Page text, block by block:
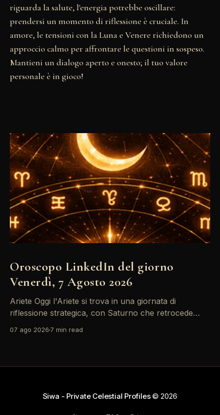
riguarda la salute, l'energia potrebbe oscillare:
prendersi un momento di riflessione è cruciale. In
amore, le tensioni con la Luna e Venere richiedono un
approccio calmo per affrontare le questioni in sospeso.
Mantieni un dialogo aperto e onesto; il tuo valore
personale è in gioco!
Oroscopo LinkedIn del giorno
Venerdì, 7 Agosto 2026
Ariete Oggi l'Ariete si trova in una giornata di
riflessione strategica, con Saturno che retrocede
riconsiderare il tuo personal brand e l'engagement
07 ago 2026 7 min read
Siwa - Private Celestial Profiles© 2026